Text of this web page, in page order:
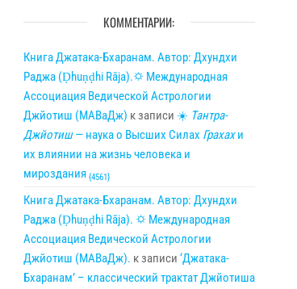
КОММЕНТАРИИ:
Книга Джатака-Бхаранам. Автор: Дхундхи
Раджа (Ḍhuṇḍhi Rāja).🌣 Международная
Ассоциация Ведической Астрологии
Джйотиш (МАВаДж) к записи ☀ Тантра-
Джйотиш— наука о Высших Силах Грахахи
их влиянии на жизнь человека и
мироздания {4561}
Книга Джатака-Бхаранам. Автор: Дхундхи
Раджа (Ḍhuṇḍhi Rāja). 🌣 Международная
Ассоциация Ведической Астрологии
Джйотиш (МАВаДж). к записи ‘Джатака-
Бхаранам’ – классический трактат Джйотиша